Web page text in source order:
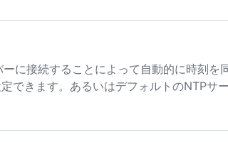
に接続することによって自動的に時刻を
できます。あるいはデフォルトのNTPサ